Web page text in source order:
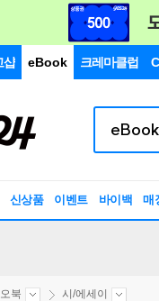
샵 eBook 크레마클럽
신상품 이벤트 바이백 매
북 시/에세이